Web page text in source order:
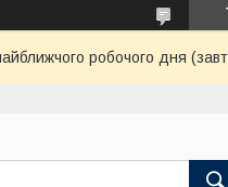
робочого дня